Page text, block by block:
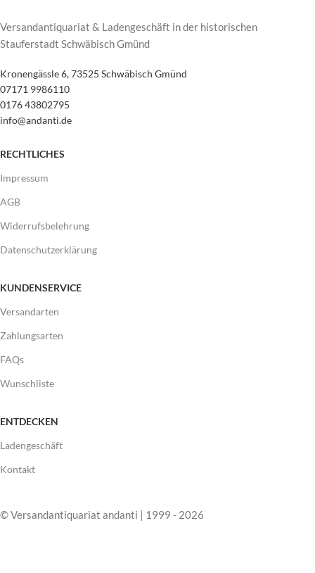
Versandantiquariat & Ladengeschäft in der historischen
Stauferstadt Schwäbisch Gmünd
Kronengässle 6, 73525 Schwäbisch Gmünd
07171 9986110
0176 43802795
info@andanti.de
RECHTLICHES
Impressum
AGB
Widerrufsbelehrung
Datenschutzerklärung
KUNDENSERVICE
Versandarten
Zahlungsarten
FAQs
Wunschliste
ENTDECKEN
Ladengeschäft
Kontakt
© Versandantiquariat andanti | 1999 - 2026